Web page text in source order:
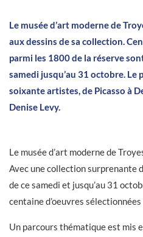
Le musée d’art moderne de
aux dessins de sa collection.
parmi les 1800 de la réserve
samedi jusqu’au 31 octobre.
soixante artistes, de Picasso à
Denise Levy.
Le musée d’art moderne de
Avec une collection surprenante
de ce samedi et jusqu’au 31
centaine d’oeuvres
Un parcours thématique est mis